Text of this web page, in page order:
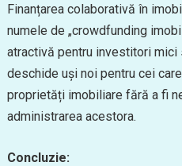
Finanțarea colaborativă în
numele de „crowdfunding
atractivă pentru investitori mici
deschide uși noi pentru cei
proprietăți imobiliare fără a fi
administrarea acestora.
Concluzie: